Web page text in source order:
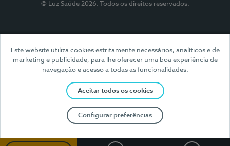
Este website utiliza cookies estritamente necessários, analíticos e de
marketing e publicidade, para lhe oferecer uma boa experiência de
navegação e acesso a todas as funcionalidades.
Aceitar todos os cookies
Configurar preferências
© Luz Saúde 2026. Todos os direitos reservados.